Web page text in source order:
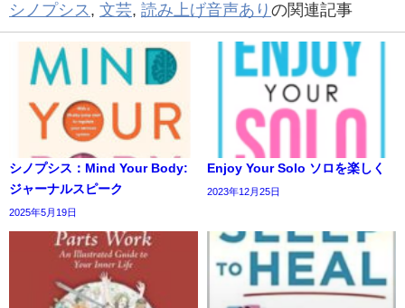
シノプシス , 文芸, 読み上げ音声あり の関連記事
シノプシス：Mind Your Body:
ジャーナルスピーク
2025年5月19日
Enjoy Your Solo ソロを楽しく
2023年12月25日